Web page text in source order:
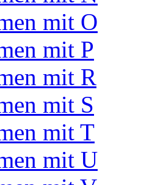
mit O
mit P
mit R
mit S
mit T
mit U